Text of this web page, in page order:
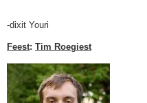
-dixit Youri
Feest: Tim Roegiest